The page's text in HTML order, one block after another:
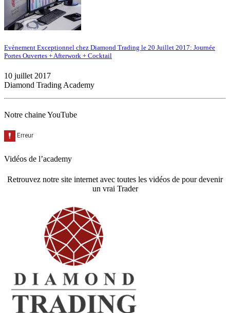
Evènement Exceptionnel chez Diamond Trading le 20 Juillet 2017: Journée
Portes Ouvertes + Afterwork + Cocktail
10 juillet 2017
Diamond Trading Academy
Notre chaine YouTube
Vidéos de l’academy
Retrouvez notre site internet avec toutes les vidéos de pour devenir
un vrai Trader